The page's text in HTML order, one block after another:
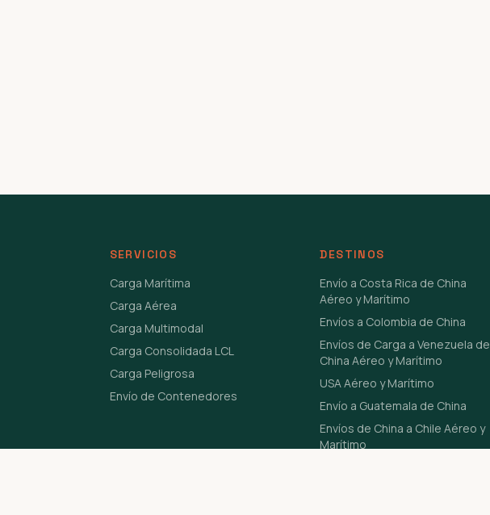
SERVICIOS
Carga Marítima
Carga Aérea
Carga Multimodal
Carga Consolidada LCL
Carga Peligrosa
Envío de Contenedores
DESTINOS
Envío a Costa Rica de China
Aéreo y Marítimo
Envíos a Colombia de China
Envíos de Carga a Venezuela de
China Aéreo y Marítimo
USA Aéreo y Marítimo
Envío a Guatemala de China
Envíos de China a Chile Aéreo y
Marítimo